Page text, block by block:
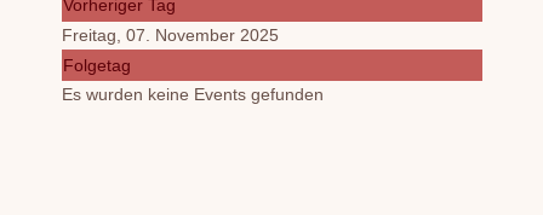
Vorheriger Tag
Freitag, 07. November 2025
Folgetag
Es wurden keine Events gefunden